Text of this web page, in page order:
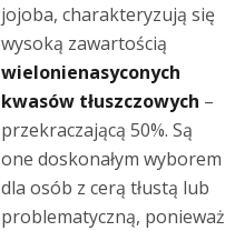
jojoba, charakteryzują się
wysoką zawartością
wielonienasyconych
kwasów tłuszczowych –
przekraczającą 50%. Są
one doskonałym wyborem
dla osób z cerą tłustą lub
problematyczną, ponieważ